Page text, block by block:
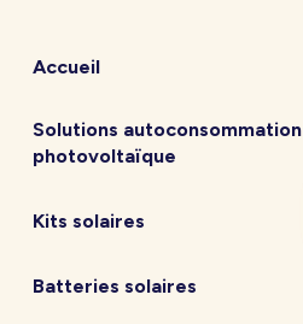
Accueil
Solutions autoconsommation
photovoltaïque
Kits solaires
Batteries solaires